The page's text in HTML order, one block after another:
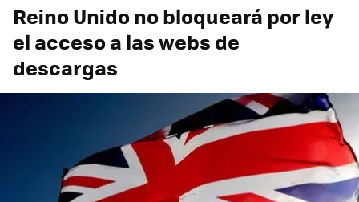
Reino Unido no bloqueará por ley
el acceso a las webs de
descargas